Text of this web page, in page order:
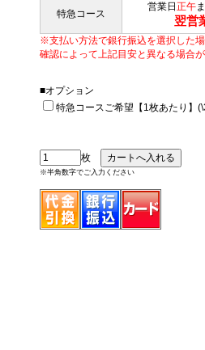
特急コース
営業日 正午
翌営
※支払い方法で銀行振込を選択した
確認によって上記目安と異なる場合
■オプション
特急コースご希望【1枚あたり】
枚
※半角数字でご入力ください